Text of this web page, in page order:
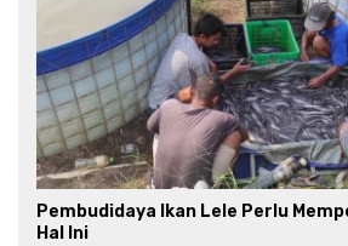
Pembudidaya Ikan Lele Perlu
Hal Ini